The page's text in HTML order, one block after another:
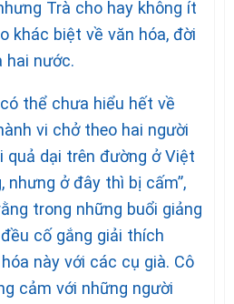
Trà cho hay không ít
khác biệt về văn hóa, đời
hai nước.
thể chưa hiểu hết về
vi chở theo hai người
quả dại trên đường ở Việt
nhưng ở đây thì bị cấm”,
trong những buổi giảng
cố gắng giải thích
này với các cụ già. Cô
cảm với những người